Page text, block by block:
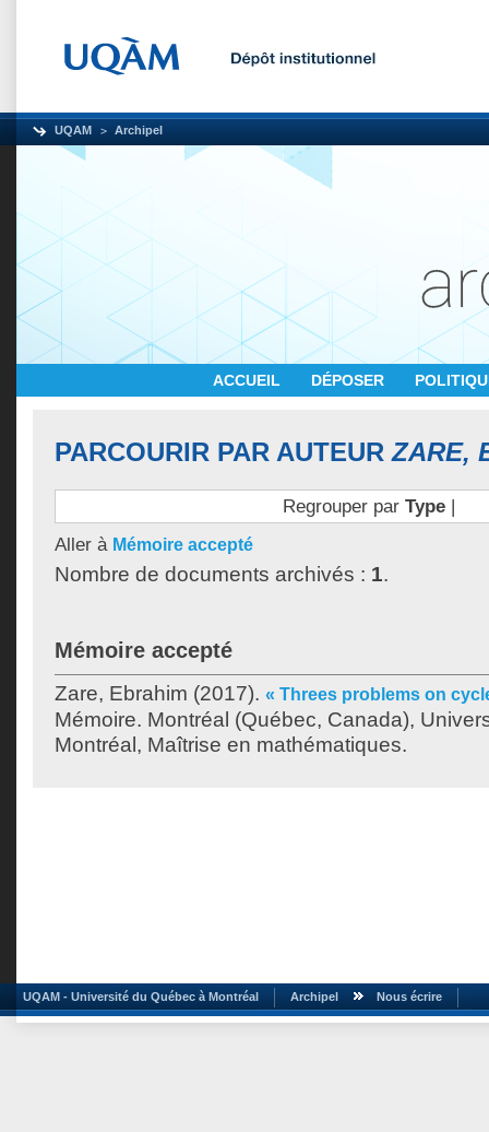
UQAM Archipel
ACCUEIL DÉPOSER
PARCOURIR PAR AUTEURZARE,
Regrouper par Type|
Aller à Mémoire accepté
Nombre de documents archivés : 1.
Mémoire accepté
Zare, Ebrahim (2017). « Threes problems on
Mémoire. Montréal (Québec, Canada),
Montréal, Maîtrise en mathématiques.
UQAM - Université du Québec à Montréal Archipel Nous écrire